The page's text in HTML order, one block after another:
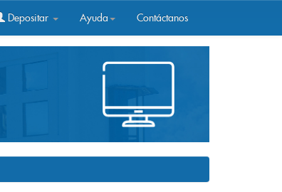
Depositar Ayuda Contáctanos